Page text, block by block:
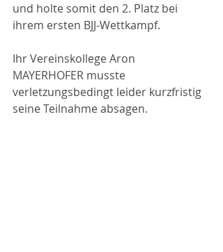
und holte somit den 2. Platz bei
ihrem ersten BJJ-Wettkampf.
Ihr Vereinskollege Aron
MAYERHOFER musste
verletzungsbedingt leider kurzfristig
seine Teilnahme absagen.